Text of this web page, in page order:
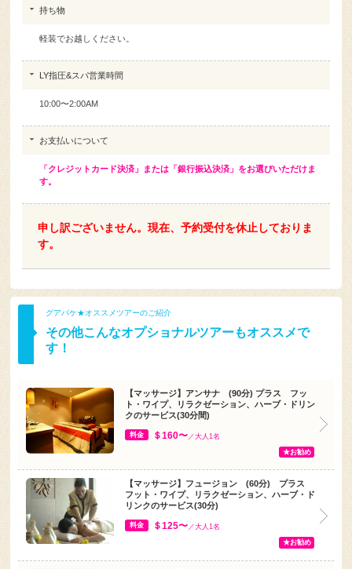
軽装でお越しください。
10:00〜2:00AM
「クレジットカード決済」または「銀行振込決済」をお選びいただけま
申し訳ございません。現在、予約受付を休止しておりま
す。
グアバケ★オススメツアーのご紹介
その他こんなオプショナルツアーもオススメで
す！
クのサービス(30分間)
料金 ＄160〜／大人1名
【マッサージ】フュージョン (60分) プラス
フット・ワイプ、リラクゼーション、ハーブ・ド
リンクのサービス(30分)
料金 ＄125〜／大人1名
【マッサージ】フュージョン(マッサージ 90分)
プラス フット・ワイプ、リラクゼーション、